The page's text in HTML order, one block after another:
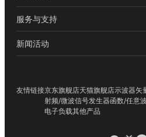
服务与支持
新闻活动
友情链接京东旗舰店天猫旗舰店示波器矢
射频/微波信号发生器函数/任意
电子负载其他产品